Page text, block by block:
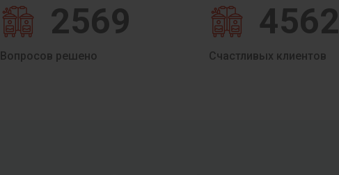
2569
Вопросов решено
4562
Счастливых клиентов